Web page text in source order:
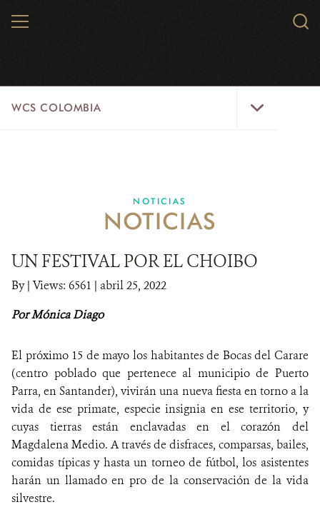
MENU
WCS COLOMBIA
EJES ESTRATÉGICOS
LÍNEAS DE ACCIÓN
NOTICIAS
PUBLICACIONES
ALIADOS Y ALIANZAS
COBERTURA EN MEDIOS DE COMUNICACIÓN
NOTICIAS
NOTICIAS
UN FESTIVAL POR EL CHOIBO
By| Views: 6561 | abril 25, 2022
Por Mónica Diago
El próximo 15 de mayo los habitantes de Bocas del Carare
(centro poblado que pertenece al municipio de Puerto
Parra, en Santander), vivirán una nueva fiesta en torno a la
vida de ese primate, especie insignia en ese territorio, y
cuyas tierras están enclavadas en el corazón del
Magdalena Medio. A través de disfraces, comparsas, bailes,
comidas típicas y hasta un torneo de fútbol, los asistentes
harán un llamado en pro de la conservación de la vida
silvestre.